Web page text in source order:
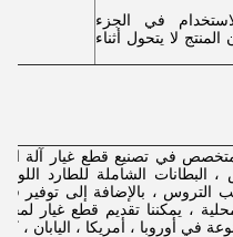
في الجزء
لا يتحول أثناء
في تصنيع قطع غيار آلة
البطانات الشاملة للطارد
التروس ، بالإضافة إلى توفير قطع
، يمكننا تقديم قطع غيار
في أوروبا ، أمريكا ، اليابان ،